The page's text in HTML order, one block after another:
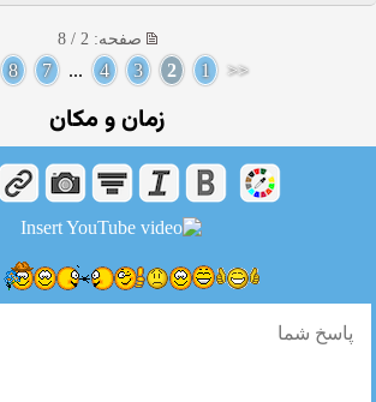
صفحه: 2 / 8
<<
1
2
3
4
...
7
8
زمان و مکان